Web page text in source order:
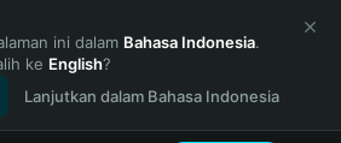
ini dalam Bahasa Indonesia.
ke English?
Lanjutkan dalam Bahasa Indonesia